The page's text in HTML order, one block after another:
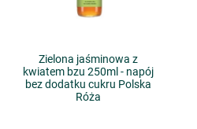
Zielona jaśminowa z
kwiatem bzu 250ml - napój
bez dodatku cukru Polska
Róża